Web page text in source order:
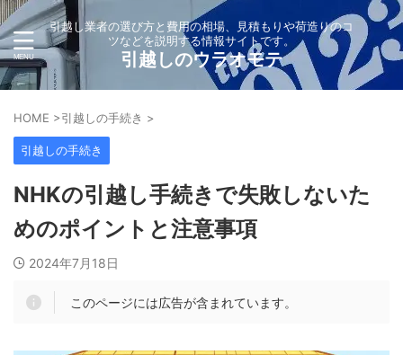
引越し業者の選び方と費用の相場、見積もりや荷造りのコ
ツなどを説明する情報サイトです。
引越しのウラオモテ
HOME >引越しの手続き >
引越しの手続き
NHKの引越し手続きで失敗しないた
めのポイントと注意事項
2024年7月18日
このページには広告が含まれています。